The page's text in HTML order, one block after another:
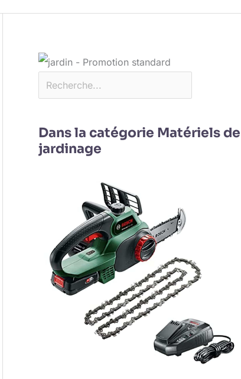
Dans la catégorie Matériels de
jardinage